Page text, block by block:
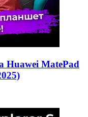
Huawei MatePad